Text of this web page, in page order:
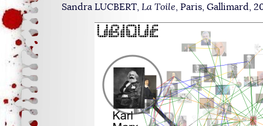
Sandra LUCBERT, La Toile, Paris, Gallimard,